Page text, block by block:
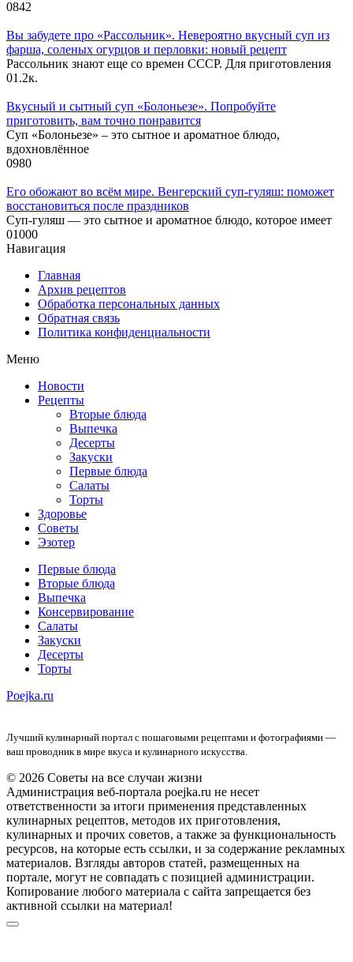
0842
Вы забудете про «Рассольник». Невероятно вкусный суп из
фарша, соленых огурцов и перловки: новый рецепт
Рассольник знают еще со времен СССР. Для приготовления
01.2к.
Вкусный и сытный cуп «Болоньезе». Попробуйте
приготовить, вам точно понравится
Суп «Болоньезе» – это сытное и ароматное блюдо,
вдохновлённое
0980
Его обожают во всём мире. Венгерский суп-гуляш: поможет
восстановиться после праздников
Суп-гуляш — это сытное и ароматное блюдо, которое имеет
01000
Навигация
Главная
Архив рецептов
Обработка персональных данных
Обратная связь
Политика конфиденциальности
Меню
Новости
Рецепты
Вторые блюда
Выпечка
Десерты
Закуски
Первые блюда
Салаты
Торты
Здоровье
Советы
Эзотер
Первые блюда
Вторые блюда
Выпечка
Консервирование
Салаты
Закуски
Десерты
Торты
Poejka.ru
Лучший кулинарный портал с пошаговыми рецептами и фотографиями —
ваш проводник в мире вкуса и кулинарного искусства.
© 2026 Советы на все случаи жизни
Администрация веб-портала poejka.ru не несет
ответственности за итоги применения представленных
кулинарных рецептов, методов их приготовления,
кулинарных и прочих советов, а также за функциональность
ресурсов, на которые есть ссылки, и за содержание рекламных
материалов. Взгляды авторов статей, размещенных на
портале, могут не совпадать с позицией администрации.
Копирование любого материала с сайта запрещается без
активной ссылки на материал!